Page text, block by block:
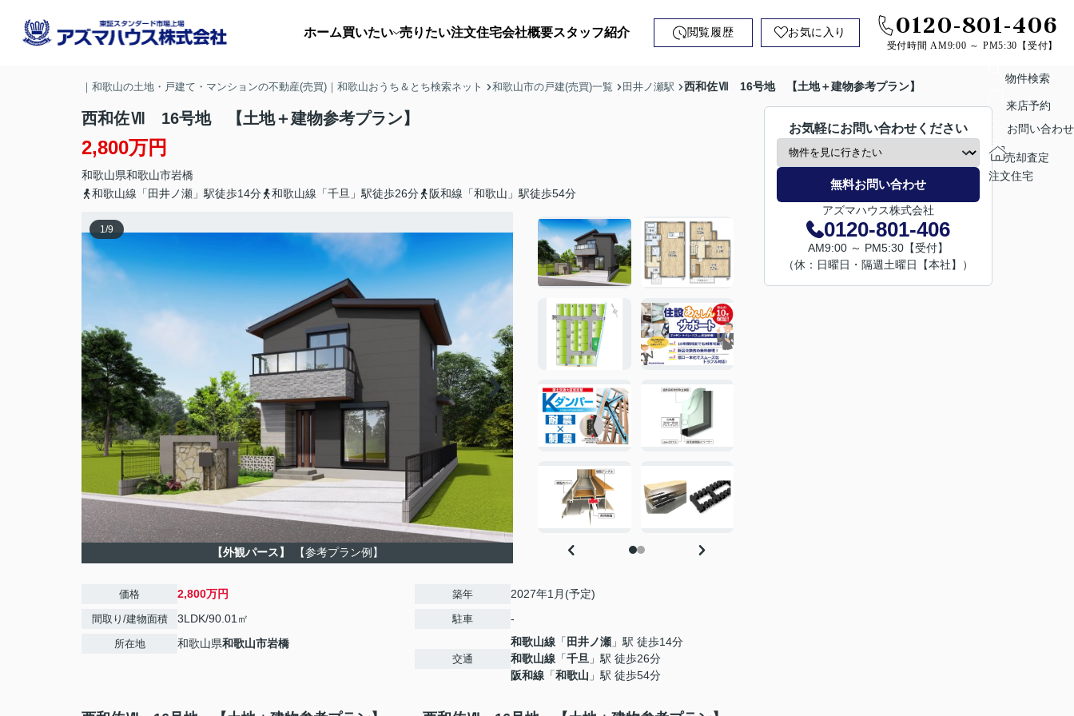
ホーム買いたい
土地
収益・事業用
売りたい注文住宅会社概要スタッフ紹介 閲覧履歴 お気に入り 0120-801-406
受付時間 AM9:00 ～ PM5:30【受付】
｜和歌山の土地・戸建て・マンションの不動産(売買)｜和歌山おうち＆とち検索ネット 和歌山市の戸建(売買)一覧 田井ノ瀬駅 西和佐Ⅶ 16号地 【土地＋建物参考プラン】
西和佐Ⅶ 16号地 【土地＋建物参考プラン】
2,800万円
和歌山県和歌山市岩橋
和歌山線「田井ノ瀬」駅徒歩14分
和歌山線「千旦」駅徒歩26分 阪和線「和歌山」駅徒歩54分
1 /9
【外観パース】 【参考プラン例】
価格 2,800万円
間取り/建物面積 3LDK/90.01㎡
所在地 和歌山県和歌山市岩橋
築年 2027年1月(予定)
駐車 -
交通
和歌山線 「 田井ノ瀬 」駅 徒歩14分
和歌山線 「千旦 」駅 徒歩26分
阪和線 「和歌山 」駅 徒歩54分
お気軽にお問い合わせください
無料お問い合わせ
アズマハウス株式会社
0120-801-406
AM9:00 ～ PM5:30【受付】
（休：日曜日・隔週土曜日【本社】）
物件検索
来店予約
お問い合わせ
売却査定
注文住宅